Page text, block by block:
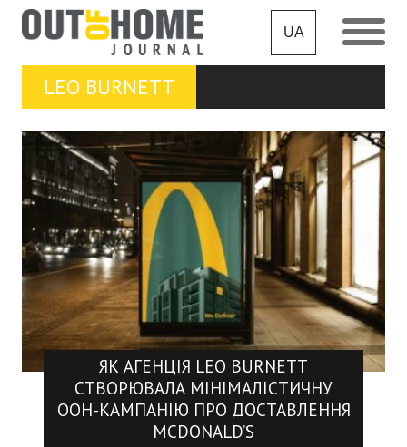
UA
LEO BURNETT
ЯК АГЕНЦІЯ LEO BURNETT
СТВОРЮВАЛА МІНІМАЛІСТИЧНУ
OOH-КАМПАНІЮ ПРО ДОСТАВЛЕННЯ
MCDONALD’S